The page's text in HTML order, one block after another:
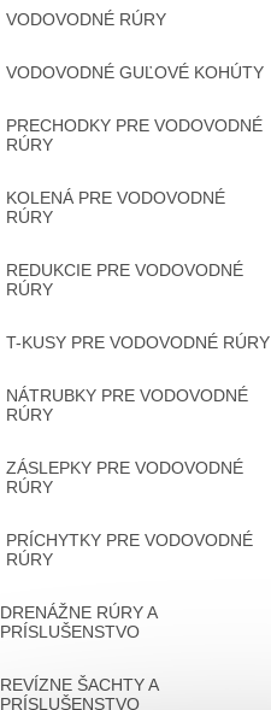
VODOVODNÉ RÚRY
VODOVODNÉ GUĽOVÉ KOHÚTY
PRECHODKY PRE VODOVODNÉ
RÚRY
KOLENÁ PRE VODOVODNÉ
RÚRY
REDUKCIE PRE VODOVODNÉ
RÚRY
T-KUSY PRE VODOVODNÉ RÚRY
NÁTRUBKY PRE VODOVODNÉ
RÚRY
ZÁSLEPKY PRE VODOVODNÉ
RÚRY
PRÍCHYTKY PRE VODOVODNÉ
RÚRY
DRENÁŽNE RÚRY A
PRÍSLUŠENSTVO
REVÍZNE ŠACHTY A
PRÍSLUŠENSTVO